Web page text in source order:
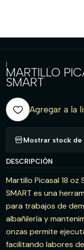
|
MARTILLO
SMART
Agregar a la
Mostrar stock de
DESCRIPCIÓN
Martillo Picasal 18 oz
SMART es una
para trabajos de
albañilería y
onzas permite
facilitando labores